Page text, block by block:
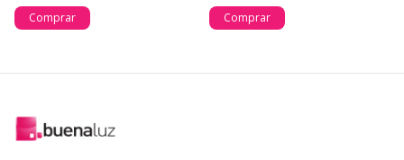
Comprar Comprar